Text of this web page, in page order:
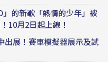
的新歌「熱情的少年」被
10月2日起上線！
出展！賽車模擬器展示及試